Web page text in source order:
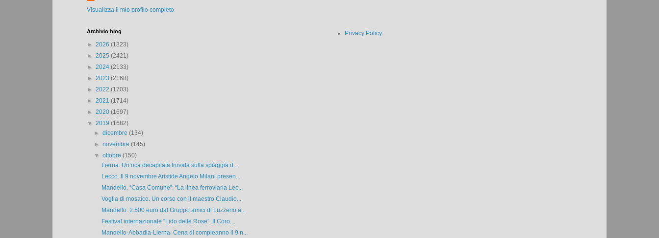
Visualizza il mio profilo completo
Archivio blog
► 2026 (1323)
► 2025 (2421)
► 2024 (2133)
► 2023 (2168)
► 2022 (1703)
► 2021 (1714)
► 2020 (1697)
▼ 2019 (1682)
►dicembre(134)
►novembre(145)
▼ottobre(150)
Lierna. Un’oca decapitata trovata sulla spiaggia d...
Lecco. Il 9 novembre Aristide Angelo Milani presen...
Mandello. “Casa Comune”: “La linea ferroviaria Lec...
Voglia di mosaico. Un corso con il maestro Claudio...
Mandello. 2.500 euro dal Gruppo amici di Luzzeno a...
Festival internazionale “Lido delle Rose”. Il Coro...
Mandello-Abbadia-Lierna. Cena di compleanno il 9 n...
Privacy Policy